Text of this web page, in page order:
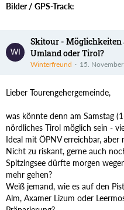
Bilder / GPS-Track:
Skitour - Möglichkeiten
Umland oder Tirol?
Winterfreund 15.
Lieber Tourengehergemeinde,
was könnte denn am Samstag
nördliches Tirol möglich sein -
Ideal mit ÖPNV erreichbar, aber
Nicht zu riskant, gerne auch
Spitzingsee dürfte morgen
mehr gehen?
Weiß jemand, wie es auf den
Alm, Axamer Lizum oder